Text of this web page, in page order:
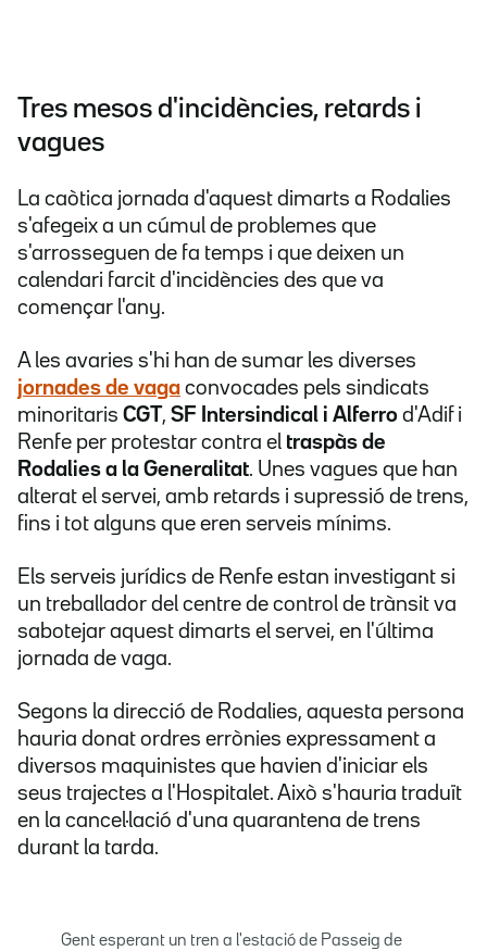
Tres mesos d'incidències, retards i
vagues
La caòtica jornada d'aquest dimarts a Rodalies
s'afegeix a un cúmul de problemes que
s'arrosseguen de fa temps i que deixen un
calendari farcit d'incidències des que va
començar l'any.
A les avaries s'hi han de sumar les diverses
jornades de vaga convocades pels sindicats
minoritaris CGT, SF Intersindical i Alferro d'Adif i
Renfe per protestar contra el traspàs de
Rodalies a la Generalitat. Unes vagues que han
alterat el servei, amb retards i supressió de trens,
fins i tot alguns que eren serveis mínims.
Els serveis jurídics de Renfe estan investigant si
un treballador del centre de control de trànsit va
sabotejar aquest dimarts el servei, en l'última
jornada de vaga.
Segons la direcció de Rodalies, aquesta persona
hauria donat ordres errònies expressament a
diversos maquinistes que havien d'iniciar els
seus trajectes a l'Hospitalet. Això s'hauria traduït
en la cancel·lació d'una quarantena de trens
durant la tarda.
Gent esperant un tren a l'estació de Passeig de